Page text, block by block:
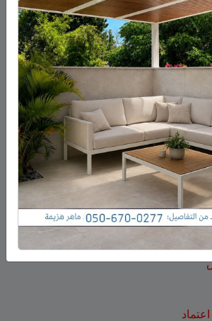
علىهل أصبح الزوج أو الزوجة مجرد سلعة
استعمالها؟
هل أصبح الزوج أو الزوجة مجرد سلعة
14 طاقم إطفاء والعديد من طائرات إطفاء
الحريق قرب عين قنية – فيديو
هادي أبو رافع يستعد لتسلق “مون بلان”..
الغربية
هادي أبو رافع يستعد لتسلق “مون بلان”..
الغربية
رافع يستعد لتسلق “مون بلان”.. أعلى
صفحات